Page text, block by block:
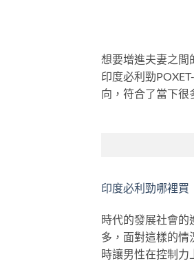
想要增進夫妻之間
印度必利勁
向，符合了當下很
印度必利勁哪裡買
時代的發展社會的
多，面對這樣的情
時讓男性在控制力